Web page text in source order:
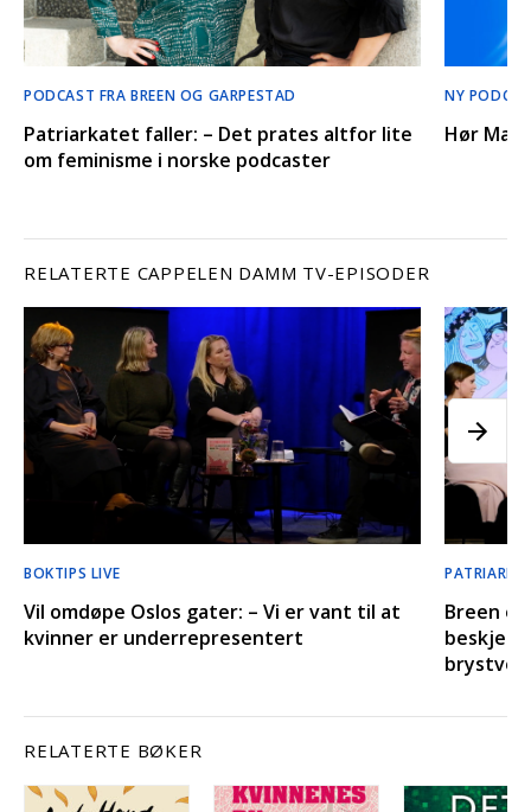
PODCAST FRA BREEN OG GARPESTAD
Patriarkatet faller: – Det prates altfor lite
om feminisme i norske podcaster
NY
Hør
RELATERTE CAPPELEN DAMM TV-EPISODER
BOKTIPS LIVE
Vil omdøpe Oslos gater: – Vi er vant til at
kvinner er underrepresentert
Breen og
beskjed
RELATERTE BØKER